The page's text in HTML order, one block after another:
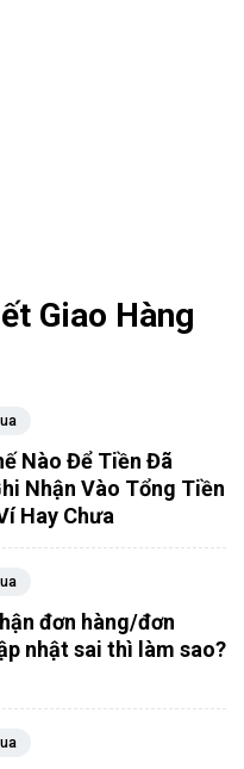
Giao Hàng
Nào Để Tiền Đã
Nhận Vào Tổng Tiền
Hay Chưa
đơn hàng/đơn
nhật sai thì làm sao?